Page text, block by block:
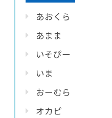
あおくら
あまま
いそぴー
いま
おーむら
オカピ